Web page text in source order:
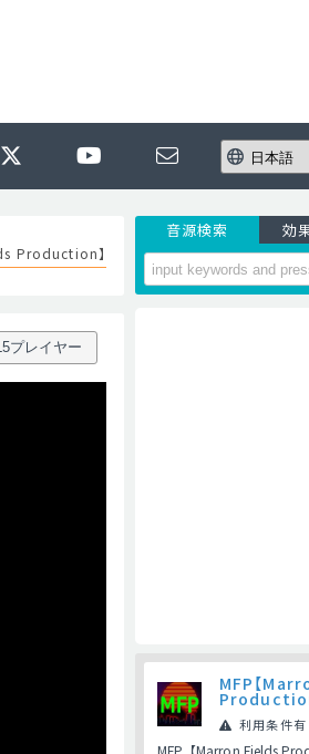
Production】
プレイヤー
音源検索 効
MFP【
利用条件有
MFP【Marron Fields